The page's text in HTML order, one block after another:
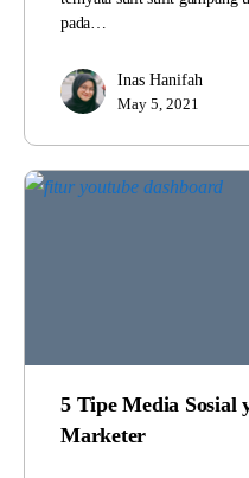
pada…
Inas Hanifah
May 5, 2021
5 Tipe Media Sosial
Marketer